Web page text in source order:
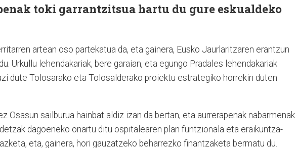
toki garrantzitsua hartu du gure eskualdeko
artean oso partekatua da, eta gainera, Eusko Jaurlaritzaren erantzun
Urkullu lehendakariak, bere garaian, eta egungo Pradales lehendakariak
dute Tolosarako eta Tolosalderako proiektu estrategiko horrekin duten
Osasun sailburua hainbat aldiz izan da bertan, eta aurrerapenak nabarmenak
dagoeneko onartu ditu ospitalearen plan funtzionala eta eraikuntza-
eta, gainera, hori gauzatzeko beharrezko finantzaketa bermatu du.